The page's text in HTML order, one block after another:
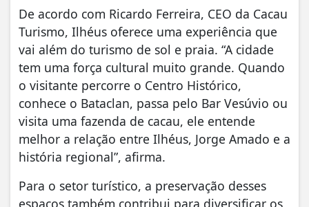
De acordo com Ricardo Ferreira, CEO da Cacau
Turismo, Ilhéus oferece uma experiência que
vai além do turismo de sol e praia. “A cidade
tem uma força cultural muito grande. Quando
o visitante percorre o Centro Histórico,
conhece o Bataclan, passa pelo Bar Vesúvio ou
visita uma fazenda de cacau, ele entende
melhor a relação entre Ilhéus, Jorge Amado e a
história regional”, afirma.
Para o setor turístico, a preservação desses
espaços também contribui para diversificar os